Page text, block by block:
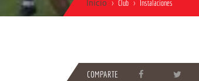
Inicio Club Instalaciones
COMPARTE